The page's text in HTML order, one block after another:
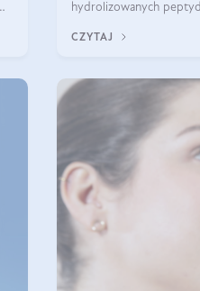
hydrolizowanych
regularnością stosowania.
CZYTAJ